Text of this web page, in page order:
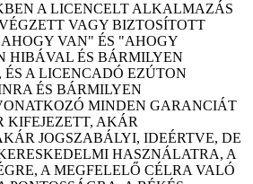
A LICENCELT ALKALMAZÁS
VAGY BIZTOSÍTOTT
VAN" ÉS "AHOGY
HIBÁVAL ÉS BÁRMILYEN
A LICENCADÓ EZÚTON
ÉS BÁRMILYEN
MINDEN GARANCIÁT
KIFEJEZETT, AKÁR
JOGSZABÁLYI, IDEÉRTVE, DE
HASZNÁLATRA, A
A MEGFELELŐ CÉLRA VALÓ